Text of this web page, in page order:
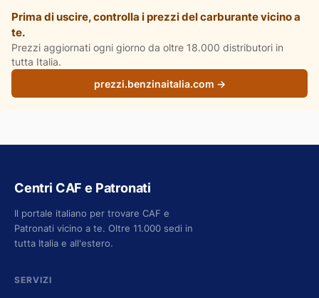
Prima di uscire, controlla i prezzi del carburante vicino a
te.
Prezzi aggiornati ogni giorno da oltre 18.000 distributori in
tutta Italia.
prezzi.benzinaitalia.com →
Centri CAF e Patronati
Il portale italiano per trovare CAF e
Patronati vicino a te. Oltre 11.000 sedi in
tutta Italia e all'estero.
SERVIZI